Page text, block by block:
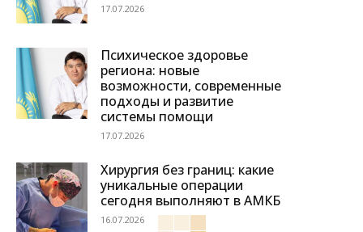
17.07.2026
Психическое здоровье
региона: новые
возможности, современные
подходы и развитие
системы помощи
17.07.2026
Хирургия без границ: какие
уникальные операции
сегодня выполняют в АМКБ
16.07.2026